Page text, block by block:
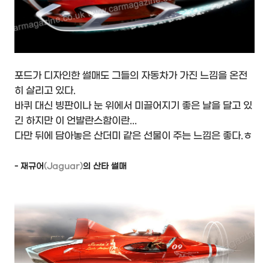
포드가 디자인한 썰매도 그들의 자동차가 가진 느낌을 온전
히 살리고 있다.
바퀴 대신 빙판이나 눈 위에서 미끌어지기 좋은 날을 달고 있
긴 하지만 이 언발란스함이란...
다만 뒤에 담아놓은 산더미 같은 선물이 주는 느낌은 좋다.ㅎ
- 재규어(Jaguar)의 산타 썰매